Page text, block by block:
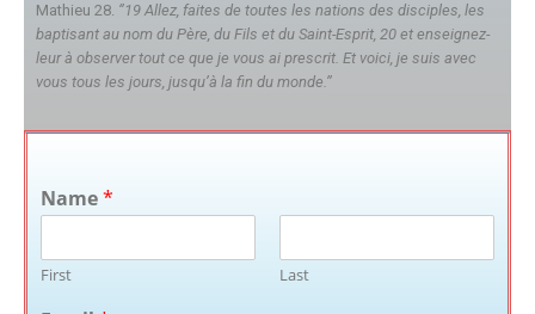
Mathieu 28. ‘’19 Allez, faites de toutes les nations des disciples, les
baptisant au nom du Père, du Fils et du Saint-Esprit, 20 et enseignez-
leur à observer tout ce que je vous ai prescrit. Et voici, je suis avec
vous tous les jours, jusqu’à la fin du monde.’’
Name*
First Last